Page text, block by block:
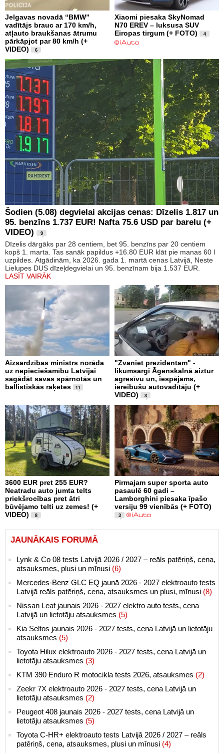
Jelgavas novadā “BMW”
vadītājs brauc ar 170 km/h,
atļauto braukšanas ātrumu
pārkāpjot par 80 km/h (+
VIDEO)
6
Xiaomi piesaka SkyNomad
N70 EREV – luksusa SUV
Eiropas tirgum (+ FOTO)
4
Šodien (5.08) degvielai akcijas cenas: Dīzelis 1.817 un
95. benzīns 1.737 EUR! Nafta 75.6 USD par barelu (+
VIDEO)
9
Dīzelis dārgāks par 28 centiem, bet 95. benzīns par 20 centiem
kopš 1. marta. Tas sanāk papildus +16.80 EUR klāt pie manas 60 l
uzpildes. Atgādinām, ka 2026. gada 1. martā cenas Latvijā, Neste
Lielupes DUS dīzeļdegvielai un 95. benzīnam bija 1.537 EUR.
LASĪT VAIRĀK
Aizsardzības ministrs norāda
uz nepieciešamību Latvijai
sagādāt savas spārnotās un
ballistiskās raķetes
11
"Zvaniet prezidentam" -
likumsargi Āgenskalnā aiztur
agresīvu un, iespējams,
iereibušu autovadītāju (+
VIDEO)
3
3600 EUR pret 255 EUR?
Neatradu auto jumta telts
priekšrocības pret ātri
būvējamo telti uz zemes! (+
VIDEO)
8
Pirmajam super sporta auto
pasaulē 60 gadi –
Lamborghini piesaka īpašo
versiju 99 vienībās (+ FOTO)
3
JAUNĀKAIS FORUMĀ
Lynk & Co 08 tests Latvijā 2026 / 2027 – reāls patēriņš, cena,
atsauksmes, plusi un mīnusi (6)
Mercedes-Benz GLC EQ jaunā 2026 - 2027 elektroauto tests
Latvijā reāls patēriņš, cena, atsauksmes un plusi, mīnusi (8)
Nissan Leaf jaunais 2026 - 2027 elektro auto tests, cena
Latvijā un lietotāju atsauksmes (5)
Kia Seltos jaunais 2026 - 2027 tests, cena Latvijā un lietotāju
atsauksmes (5)
Toyota Hilux elektroauto 2026 - 2027 tests, cena Latvijā un
lietotāju atsauksmes (3)
KTM 390 Enduro R motocikla tests 2026, atsauksmes (2)
Zeekr 7X elektroauto 2026 - 2027 tests, cena Latvijā un
lietotāju atsauksmes (2)
Peugeot 408 jaunais 2026 - 2027 tests, cena Latvijā un
lietotāju atsauksmes (5)
Toyota C-HR+ elektroauto tests Latvijā 2026 / 2027 – reāls
patēriņš, cena, atsauksmes, plusi un mīnusi (4)